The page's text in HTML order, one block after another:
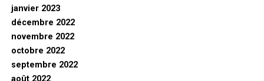
janvier 2023
décembre 2022
novembre 2022
octobre 2022
septembre 2022
août 2022